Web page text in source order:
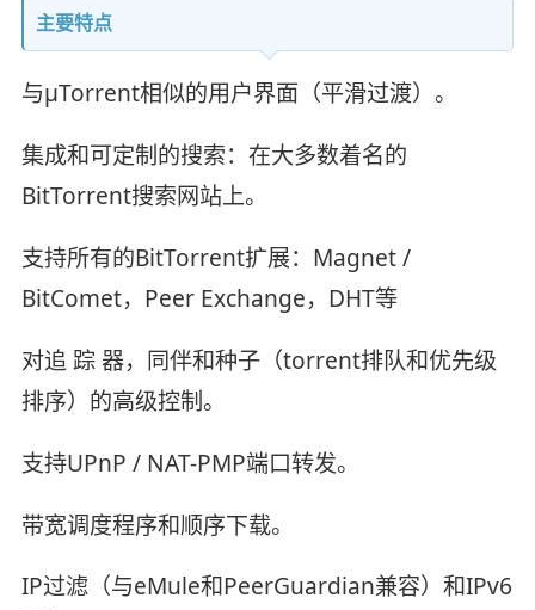
主要特点
与μTorrent相似的用户界面（平滑过渡）。
集成和可定制的搜索：在大多数着名的
BitTorrent搜索网站上。
支持所有的BitTorrent扩展：Magnet /
BitComet，Peer Exchange，DHT等
对追 踪 器，同伴和种子（torrent排队和优先级
排序）的高级控制。
支持UPnP / NAT-PMP端口转发。
带宽调度程序和顺序下载。
IP过滤（与eMule和PeerGuardian兼容）和IPv6